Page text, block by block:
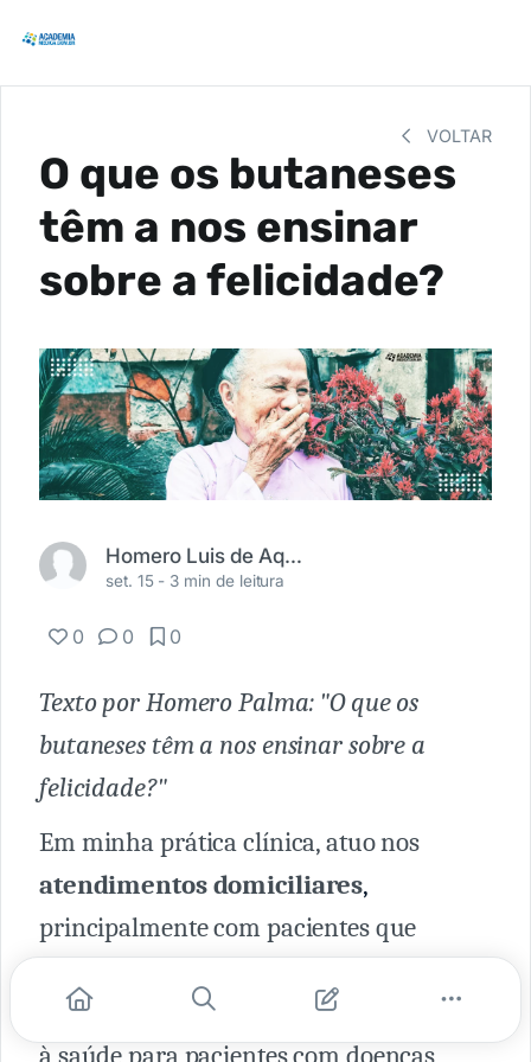
VOLTAR
O que os butaneses
têm a nos ensinar
sobre a felicidade?
Homero Luis de Aquino Palma
set. 15 - 3 min de leitura
0 0 0
Texto por Homero Palma: "O que os
butaneses têm a nos ensinar sobre a
felicidade?"
Em minha prática clínica, atuo nos
atendimentos domiciliares,
principalmente com pacientes que
é uma modalidade que envolve a atenção